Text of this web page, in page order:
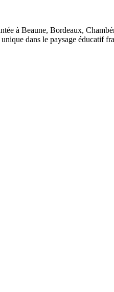
à Beaune, Bordeaux,
dans le paysage éducatif